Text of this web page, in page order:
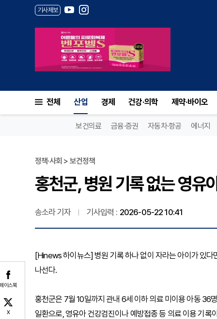
기사제보
전체 산업 경제 건강·의학 제약·바이오
보건의료 금융·증권 자동차·항공 에너지
이스북
X
정책·사회 > 보건정책
홍천군, 병원 기록 없는 영유
송소라 기자 기사입력 : 2026-05-22 10:41
[Hinews 하이뉴스] 병원 기록 하나 없이 자라는 아이가 있
나선다.
홍천군은 7월 10일까지 관내 6세 이하 의료 미이용 아동 36
일환으로, 영유아 건강검진이나 예방접종 등 의료 이용 기